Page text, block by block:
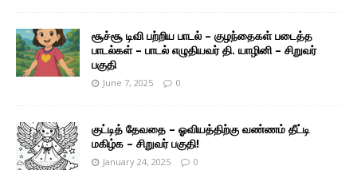
சூச்சூ டிவி பற்றிய பாடல் – குழந்தைகள் படைத்த
பாடல்கள் – பாடல் எழுதியவர் தி. யாழினி – சிறுவர்
பகுதி
June 7, 2025 0
குட்டித் தேவதை – ஓவியத்திற்கு வண்ணம் தீட்டி
மகிழ்க – சிறுவர் பகுதி!
January 24, 2025 0